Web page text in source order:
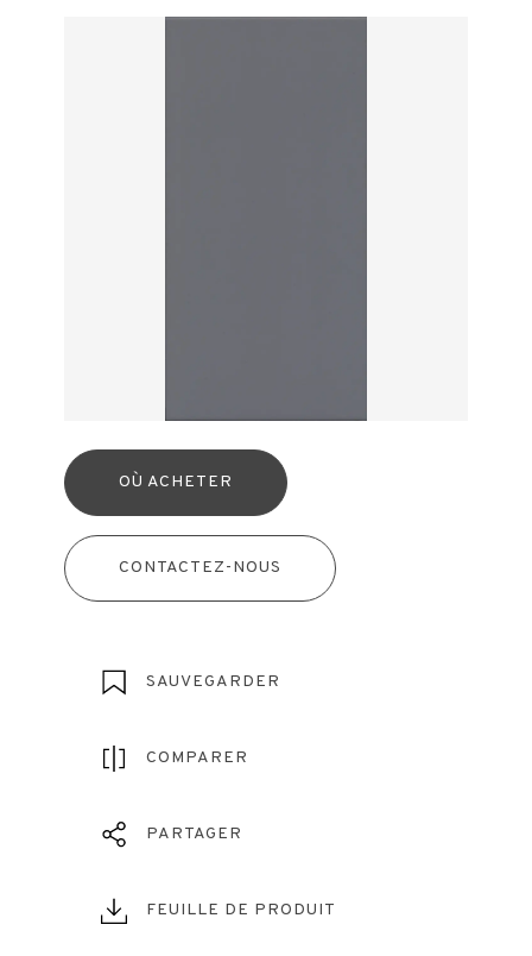
OÙ ACHETER
CONTACTEZ-NOUS
SAUVEGARDER
COMPARER
PARTAGER
FEUILLE DE PRODUIT